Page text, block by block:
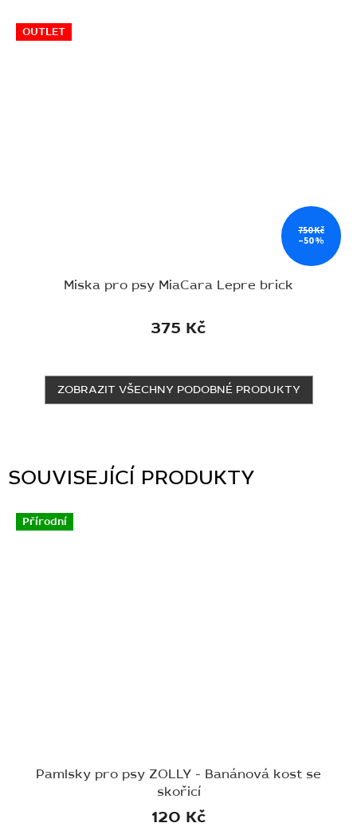
SOUVISEJÍCÍ PRODUKTY
Přírodní
Pamlsky pro psy ZOLLY - Banánová kost se
skořicí
120 Kč
OUTLET
750 Kč
–50 %
Miska pro psy MiaCara Lepre brick
375 Kč
ZOBRAZIT VŠECHNY PODOBNÉ PRODUKTY